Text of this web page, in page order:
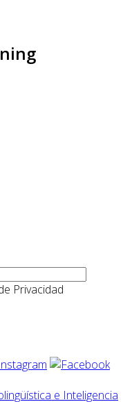
Privacidad
e Inteligencia